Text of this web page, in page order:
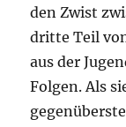
den Zwist
dritte Teil
aus der
Folgen. Als